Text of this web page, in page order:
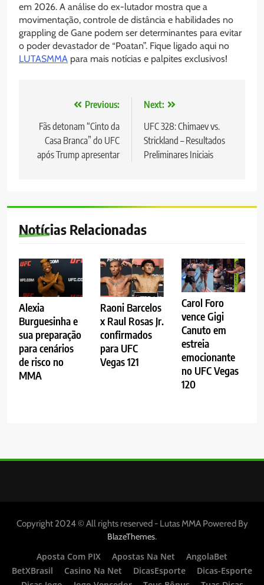
em 2026. A análise do ex-lutador mostra que a
movimentação, controle de distância e habilidades no
grappling de Gane podem ser determinantes para evitar
o poder devastador de “Poatan”. Fique ligado aqui no
LUTASMMA para mais notícias e palpites exclusivos!
Navegação
de
Post
Previous:
Fãs detonam “Cinto da
Casa Branca” do UFC
após Trump apresentar
Next:
UFC 328: Chimaev vs.
Strickland – Resultados
Preliminares Iniciais
Notícias Relacionadas
Alexia
Burguesinha e
sua preparação
para cenários
de risco no
MMA
Raoni Barcelos
x Raul Rosas Jr.
confirmados
para UFC
Vegas 121
Carol Foro
vence Gigi
Canuto em
estreia
emocionante
no UFC Vegas
120
Copyright 2024 © All rights reserved - Lutas MMA Powered By
BlazeThemes.
Aposta Com PIX
Apostas Na Net
AngolaBet
BetXBrasil
Casino Na Net DicasEsporte
Dicas-Esporte